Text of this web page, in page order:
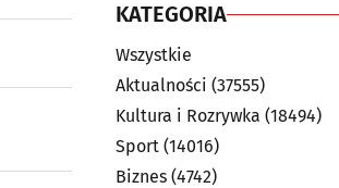
KATEGORIA
Wszystkie
Aktualności (37555)
Kultura i Rozrywka (18494)
Sport (14016)
Biznes (4742)